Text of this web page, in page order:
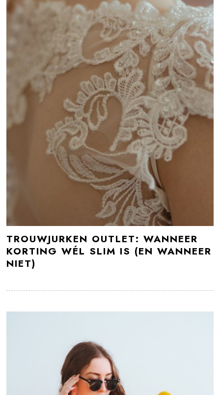
TROUWJURKEN OUTLET: WANNEER
KORTING WÉL SLIM IS (EN WANNEER
NIET)